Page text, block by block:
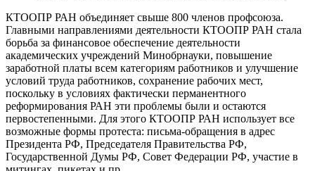
КТООПР РАН объединяет свыше 800 членов профсоюза.
Главными направлениями деятельности КТООПР РАН стала
борьба за финансовое обеспечение деятельности
академических учреждений Минобрнауки, повышение
заработной платы всем категориям работников и улучшение
условий труда работников, сохранение рабочих мест,
поскольку в условиях фактически перманентного
реформирования РАН эти проблемы были и остаются
первостепенными. Для этого КТООПР РАН использует все
возможные формы протеста: письма-обращения в адрес
Президента РФ, Председателя Правительства РФ,
Государственной Думы РФ, Совет Федерации РФ, участие в